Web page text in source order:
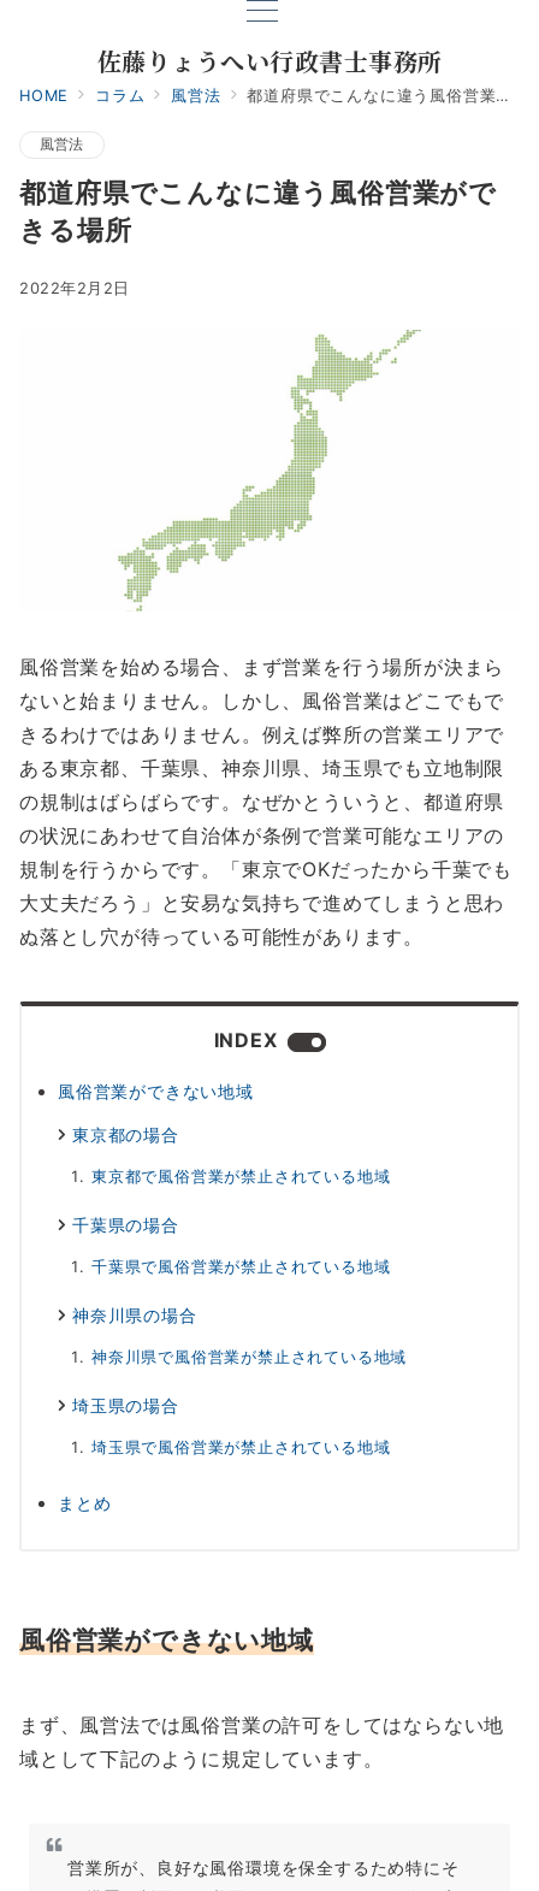
佐藤りょうへい行政書士事務所
HOME コラム 風営法 都道府県でこんなに違う風俗営業ができる場所
風営法
都道府県でこんなに違う風俗営業がで
きる場所
2022年2月2日
風俗営業を始める場合、まず営業を行う場所が決まら
ないと始まりません。しかし、風俗営業はどこでもで
きるわけではありません。例えば弊所の営業エリアで
ある東京都、千葉県、神奈川県、埼玉県でも立地制限
の規制はばらばらです。なぜかとういうと、都道府県
の状況にあわせて自治体が条例で営業可能なエリアの
規制を行うからです。「東京でOKだったから千葉でも
大丈夫だろう」と安易な気持ちで進めてしまうと思わ
ぬ落とし穴が待っている可能性があります。
INDEX
風俗営業ができない地域
東京都の場合
東京都で風俗営業が禁止されている地域
千葉県の場合
千葉県で風俗営業が禁止されている地域
神奈川県の場合
神奈川県で風俗営業が禁止されている地域
埼玉県の場合
埼玉県で風俗営業が禁止されている地域
まとめ
風俗営業ができない地域
まず、風営法では風俗営業の許可をしてはならない地
域として下記のように規定しています。
営業所が、良好な風俗環境を保全するため特にそ